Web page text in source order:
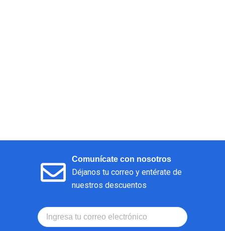
Comunícate con nosotros
Déjanos tu correo y entérate de
nuestros descuentos